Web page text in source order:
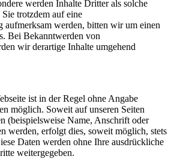
werden Inhalte Dritter als solche
trotzdem auf eine
aufmerksam werden, bitten wir um einen
Bei Bekanntwerden von
wir derartige Inhalte umgehend
ist in der Regel ohne Angabe
möglich. Soweit auf unseren Seiten
(beispielsweise Name, Anschrift oder
werden, erfolgt dies, soweit möglich, stets
Daten werden ohne Ihre ausdrückliche
weitergegeben.